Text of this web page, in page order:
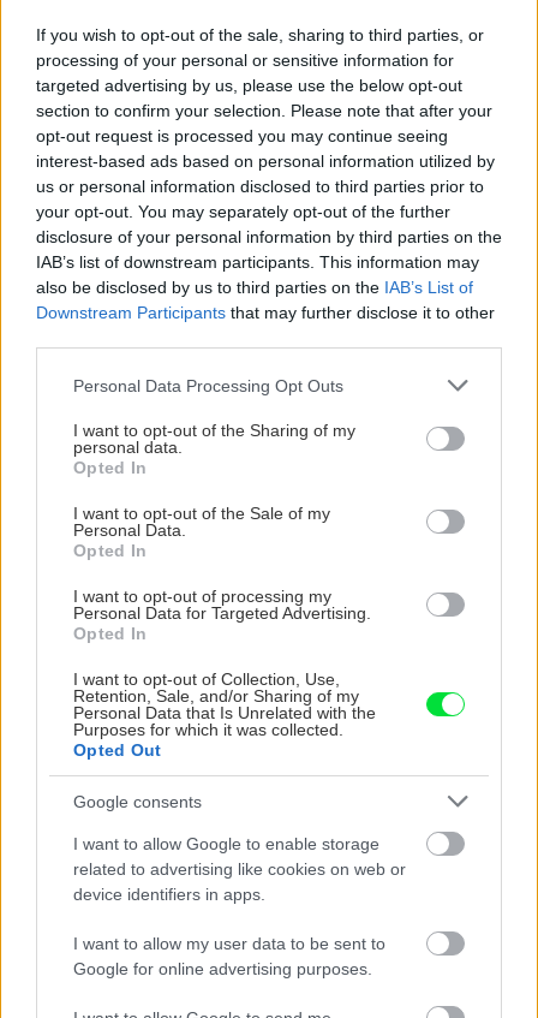
If you wish to opt-out of the sale, sharing to third parties, or
processing of your personal or sensitive information for
targeted advertising by us, please use the below opt-out
section to confirm your selection. Please note that after your
opt-out request is processed you may continue seeing
interest-based ads based on personal information utilized by
us or personal information disclosed to third parties prior to
your opt-out. You may separately opt-out of the further
disclosure of your personal information by third parties on the
IAB’s list of downstream participants. This information may
also be disclosed by us to third parties on the IAB’s List of
Downstream Participants that may further disclose it to other
Please note that this website/app uses one or more Google
not limited to your visit or usage behaviour. You may click to
grant or deny consent to Google and its third-party tags to
use your data for below specified purposes in below Google
consent section.
Personal Data Processing Opt Outs
I want to opt-out of the Sharing of my
personal data.
Opted In
I want to opt-out of the Sale of my
Personal Data.
Opted In
I want to opt-out of processing my
Personal Data for Targeted Advertising.
Opted In
I want to opt-out of Collection, Use,
Retention, Sale, and/or Sharing of my
Personal Data that Is Unrelated with the
Purposes for which it was collected.
Opted Out
Google consents
I want to allow Google to enable storage
related to advertising like cookies on web or
device identifiers in apps.
I want to allow my user data to be sent to
Google for online advertising purposes.
nepustí von
Zapnutá klimatizácia celý deň? Pozrite sa,
koľko vás stojí a prečo sa oplatí zapnúť aj
ventilátor
Čo robiť, ak paradajky dozrievajú pomaly? Trik
s odlisťovaním funguje aj cez leto, ale pozor na
chyby
NAŠE ČASOPISY
UROB SI SÁM 7-8/2026
KDE SA DISKUTUJE
Vnútorné žalúzie sú v 40-stupňových horúčavách pasca:
Prečo z okna robia radiátor a ako to vyriešiť za pár eur?
Akurát ten problém doma riešime na oknách z južnej
tienenia na spôsob markízy 250x150cm. Čínsky
predajcovia idú okolo 100 eur kus.
Bros sprej necaka kym osa vypije moje pivo. Zaroven
nasmrdi cele hniezdo a neostane tam nic zive. Vasa